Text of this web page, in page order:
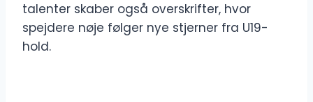
talenter skaber også overskrifter, hvor
spejdere nøje følger nye stjerner fra U19-
hold.